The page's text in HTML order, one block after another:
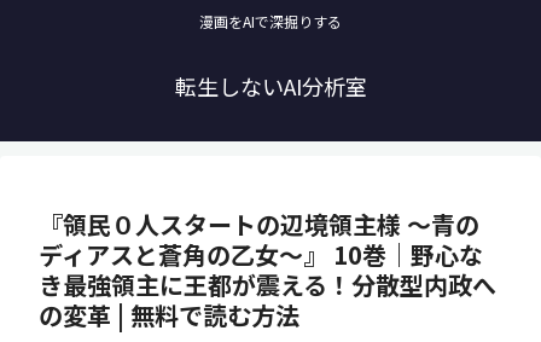
漫画をAIで深掘りする
転生しないAI分析室
『領民０人スタートの辺境領主様 ～青の
ディアスと蒼角の乙女～』 10巻｜野心な
き最強領主に王都が震える！分散型内政へ
の変革 | 無料で読む方法